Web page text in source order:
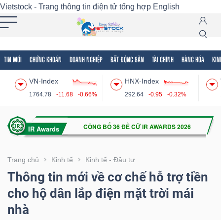
Vietstock - Trang thông tin điện tử tổng hợp English
TIN MỚI CHỨNG KHOÁN DOANH NGHIỆP BẤT ĐỘNG SẢN TÀI CHÍNH HÀNG HÓA
VN-Index
1764.78 -11.68 -0.66%
HNX-Index
292.64 -0.95 -0.32%
Trang chủ Kinh tế Kinh tế - Đầu tư
Thông tin mới về cơ chế hỗ trợ tiền
cho hộ dân lắp điện mặt trời mái
nhà
Tất cả Tính năng Ngành Mã chứng khoán
Tính
(-)
VIETSTOCK
CHỨNG
KHOÁN